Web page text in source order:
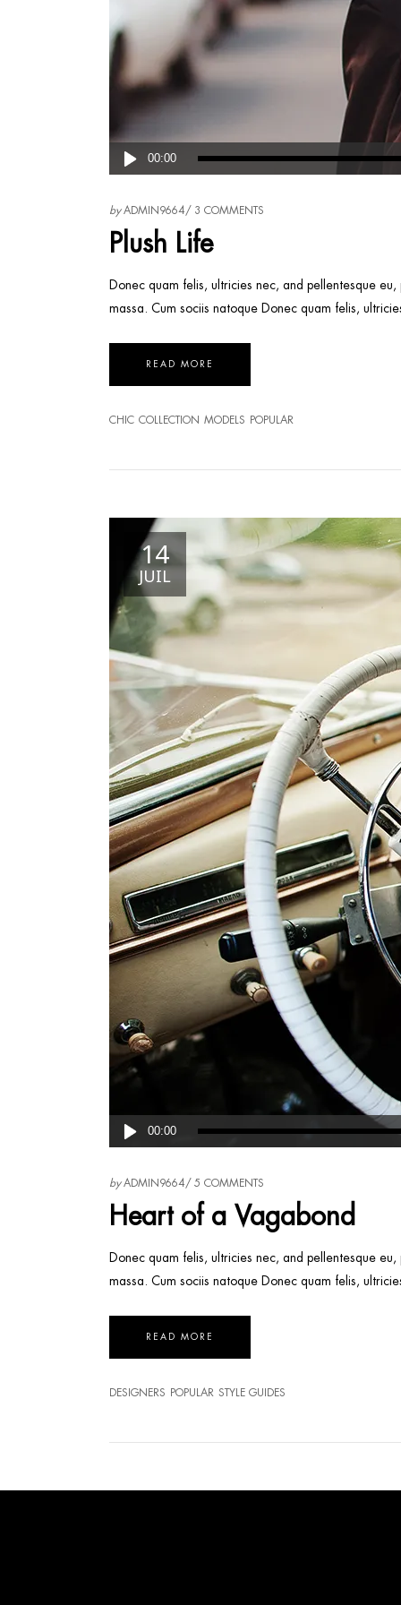
Lecteur
audio
00:00
byADMIN9664 3 COMMENTS
Plush Life
Donec quam felis, ultricies nec, and pellentesque
massa. Cum sociis natoque Donec quam felis,
READ MORE
CHIC COLLECTION MODELS POPULAR
14
JUIL
Lecteur
audio
00:00
byADMIN9664 5 COMMENTS
Heart of a Vagabond
Donec quam felis, ultricies nec, and pellentesque
massa. Cum sociis natoque Donec quam felis,
READ MORE
DESIGNERS POPULAR STYLE GUIDES